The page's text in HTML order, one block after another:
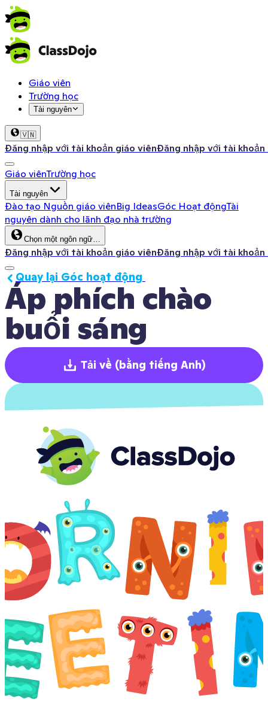
Giáo viên
Trường học
Tài nguyên
🇻🇳
Đăng nhập với tài khoản giáo viênĐăng nhập với tài khoản
Giáo viênTrường học
Tài nguyên
Đào tạo Nguồn giáo viênBig IdeasGóc Hoạt độngTài
nguyên dành cho lãnh đạo nhà trường
Chọn một ngôn ngữ…
Đăng nhập với tài khoản giáo viênĐăng nhập với tài khoản
Áp phích chào
buổi sáng
Quay lại Góc hoạt động
Tải về (bằng tiếng Anh)